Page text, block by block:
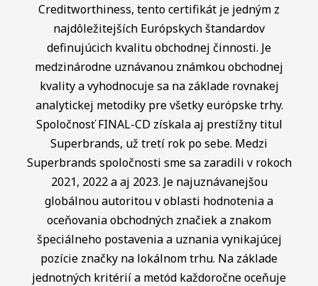
Creditworthiness, tento certifikát je jedným z
najdôležitejších Európskych štandardov
definujúcich kvalitu obchodnej činnosti. Je
medzinárodne uznávanou známkou obchodnej
kvality a vyhodnocuje sa na základe rovnakej
analytickej metodiky pre všetky európske trhy.
Spoločnosť FINAL-CD získala aj prestížny titul
Superbrands, už tretí rok po sebe. Medzi
Superbrands spoločnosti sme sa zaradili v rokoch
2021, 2022 a aj 2023. Je najuznávanejšou
globálnou autoritou v oblasti hodnotenia a
oceňovania obchodných značiek a znakom
špeciálneho postavenia a uznania vynikajúcej
pozície značky na lokálnom trhu. Na základe
jednotných kritérií a metód každoročne oceňuje